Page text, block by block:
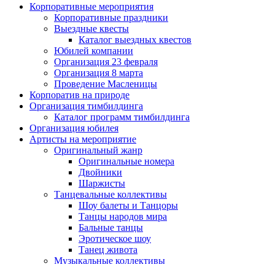
Корпоративные мероприятия
Корпоративные праздники
Выездные квесты
Каталог выездных квестов
Юбилей компании
Организация 23 февраля
Организация 8 марта
Проведение Масленицы
Корпоратив на природе
Организация тимбилдинга
Каталог программ тимбилдинга
Организация юбилея
Артисты на мероприятие
Оригинальный жанр
Оригинальные номера
Двойники
Шаржисты
Танцевальные коллективы
Шоу балеты и Танцоры
Танцы народов мира
Бальные танцы
Эротическое шоу
Танец живота
Музыкальные коллективы